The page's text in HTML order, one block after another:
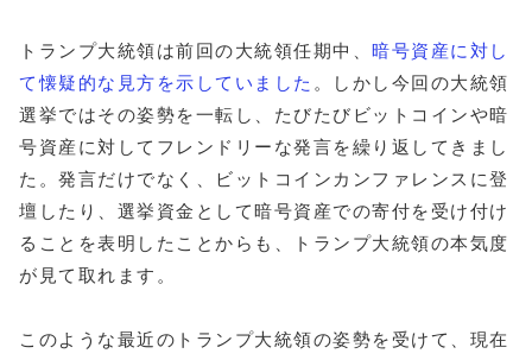
トランプ大統領は前回の大統領任期中、 暗号資産に対し
て懐疑的な見方を示していました 。しかし今回の大統領
選挙ではその姿勢を一転し、たびたびビットコインや暗
号資産に対してフレンドリーな発言を繰り返してきまし
た。発言だけでなく、ビットコインカンファレンスに登
壇したり、選挙資金として暗号資産での寄付を受け付け
ることを表明したことからも、トランプ大統領の本気度
が見て取れます。
このような最近のトランプ大統領の姿勢を受けて、現在